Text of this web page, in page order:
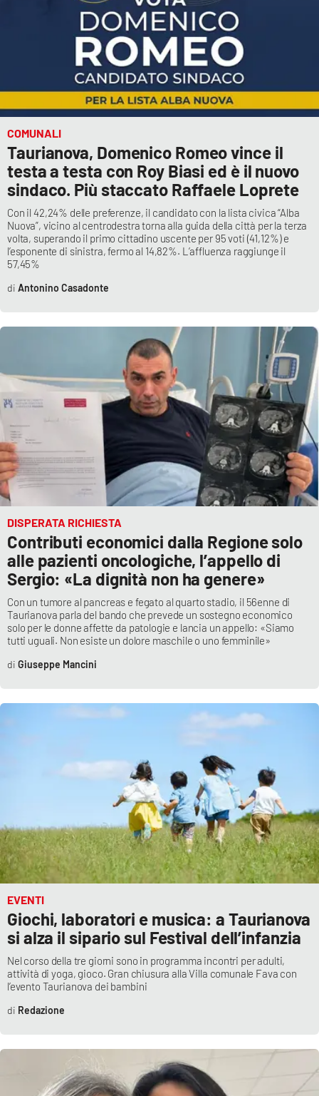
COMUNALI
Taurianova, Domenico Romeo vince il
testa a testa con Roy Biasi ed è il nuovo
sindaco. Più staccato Raffaele Loprete
Con il 42,24% delle preferenze, il candidato con la lista civica “Alba
Nuova”, vicino al centrodestra torna alla guida della città per la terza
volta, superando il primo cittadino uscente per 95 voti (41,12%) e
l’esponente di sinistra, fermo al 14,82%. L’affluenza raggiunge il
57,45%
Antonino Casadonte
DISPERATA RICHIESTA
Contributi economici dalla Regione solo
alle pazienti oncologiche, l’appello di
Sergio: «La dignità non ha genere»
Con un tumore al pancreas e fegato al quarto stadio, il 56enne di
Taurianova parla del bando che prevede un sostegno economico
solo per le donne affette da patologie e lancia un appello: «Siamo
tutti uguali. Non esiste un dolore maschile o uno femminile»
Giuseppe Mancini
EVENTI
Giochi, laboratori e musica: a Taurianova
si alza il sipario sul Festival dell’infanzia
Nel corso della tre giorni sono in programma incontri per adulti,
attività di yoga, gioco. Gran chiusura alla Villa comunale Fava con
l’evento Taurianova dei bambini
Redazione